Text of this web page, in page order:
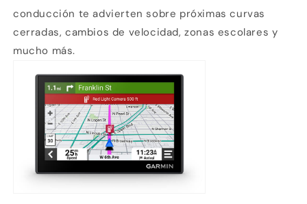
conducción te advierten sobre próximas curvas
cerradas, cambios de velocidad, zonas escolares y
mucho más.